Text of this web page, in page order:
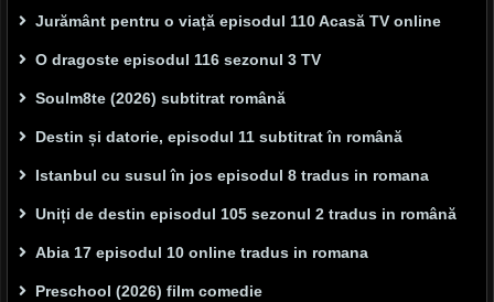
Jurământ pentru o viață episodul 110 Acasă TV online
O dragoste episodul 116 sezonul 3 TV
Soulm8te (2026) subtitrat română
Destin și datorie, episodul 11 subtitrat în română
Istanbul cu susul în jos episodul 8 tradus in romana
Uniți de destin episodul 105 sezonul 2 tradus in română
Abia 17 episodul 10 online tradus in romana
Preschool (2026) film comedie